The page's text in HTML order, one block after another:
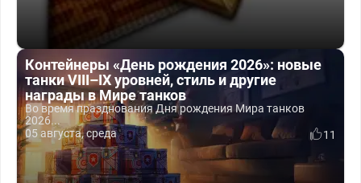
Контейнеры «День рождения 2026»: новые
танки VIII–IX уровней, стиль и другие
награды в Мире танков
Во время празднования Дня рождения Мира танков
2026...
05 августа, среда
11